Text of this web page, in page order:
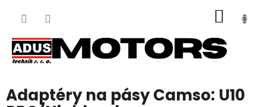
Adaptéry na pásy Camso: U10